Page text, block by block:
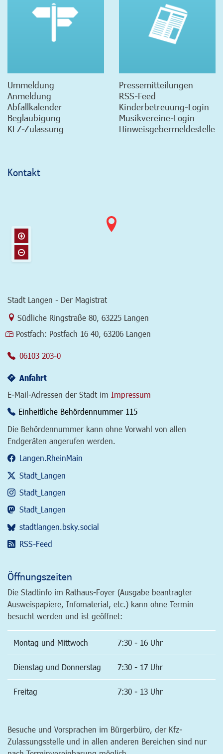
Ummeldung
Anmeldung
Abfallkalender
Beglaubigung
KFZ-Zulassung
Pressemitteilungen
RSS-Feed
Kinderbetreuung-Login
Musikvereine-Login
Hinweisgebermeldestelle
Kontakt
Stadt Langen - Der Magistrat
Link zur Google-Maps Navigation
Südliche Ringstraße 80 63225 Langen
Postfach: Postfach 16 40, 63206 Langen
06103 203-0
Anfahrt
E-Mail-Adressen der Stadt im Impressum
Einheitliche Behördennummer 115
Die Behördennummer kann ohne Vorwahl von allen
Endgeräten angerufen werden.
Langen.RheinMain
Stadt_Langen
Stadt_Langen
Stadt_Langen
stadtlangen.bsky.social
RSS-Feed
Öffnungszeiten
Die Stadtinfo im Rathaus-Foyer (Ausgabe beantragter
Ausweispapiere, Infomaterial, etc.) kann ohne Termin
besucht werden und ist geöffnet:
Montag und Mittwoch 7:30 - 16 Uhr
Dienstag und Donnerstag 7:30 - 17 Uhr
Freitag 7:30 - 13 Uhr
Besuche und Vorsprachen im Bürgerbüro, der Kfz-
Zulassungsstelle und in allen anderen Bereichen sind nur